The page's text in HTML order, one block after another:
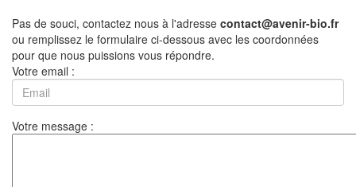
Pas de souci, contactez nous à l'adresse contact@avenir-bio.fr
ou remplissez le formulaire ci-dessous avec les coordonnées
pour que nous puissions vous répondre.
Votre email :
Votre message :